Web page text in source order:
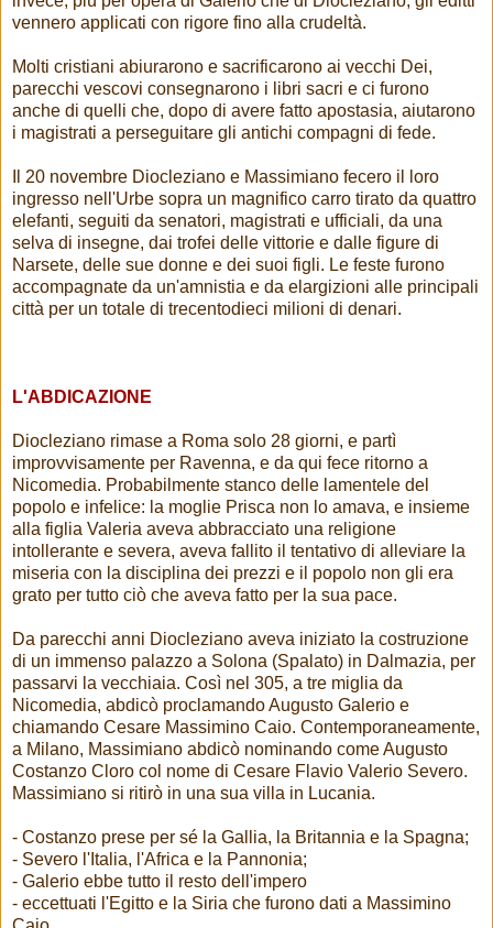
vennero applicati con rigore fino alla crudeltà.
Molti cristiani abiurarono e sacrificarono ai vecchi Dei,
parecchi vescovi consegnarono i libri sacri e ci furono
anche di quelli che, dopo di avere fatto apostasia, aiutarono
i magistrati a perseguitare gli antichi compagni di fede.
Il 20 novembre Diocleziano e Massimiano fecero il loro
ingresso nell'Urbe sopra un magnifico carro tirato da quattro
elefanti, seguiti da senatori, magistrati e ufficiali, da una
selva di insegne, dai trofei delle vittorie e dalle figure di
Narsete, delle sue donne e dei suoi figli. Le feste furono
accompagnate da un'amnistia e da elargizioni alle principali
città per un totale di trecentodieci milioni di denari.
L'ABDICAZIONE
Diocleziano rimase a Roma solo 28 giorni, e partì
improvvisamente per Ravenna, e da qui fece ritorno a
Nicomedia. Probabilmente stanco delle lamentele del
popolo e infelice: la moglie Prisca non lo amava, e insieme
alla figlia Valeria aveva abbracciato una religione
intollerante e severa, aveva fallito il tentativo di alleviare la
miseria con la disciplina dei prezzi e il popolo non gli era
grato per tutto ciò che aveva fatto per la sua pace.
Da parecchi anni Diocleziano aveva iniziato la costruzione
di un immenso palazzo a Solona (Spalato) in Dalmazia, per
passarvi la vecchiaia. Così nel 305, a tre miglia da
Nicomedia, abdicò proclamando Augusto Galerio e
chiamando Cesare Massimino Caio. Contemporaneamente,
a Milano, Massimiano abdicò nominando come Augusto
Costanzo Cloro col nome di Cesare Flavio Valerio Severo.
Massimiano si ritirò in una sua villa in Lucania.
- Costanzo prese per sé la Gallia, la Britannia e la Spagna;
- Severo l'Italia, l'Africa e la Pannonia;
- Galerio ebbe tutto il resto dell'impero
- eccettuati l'Egitto e la Siria che furono dati a Massimino